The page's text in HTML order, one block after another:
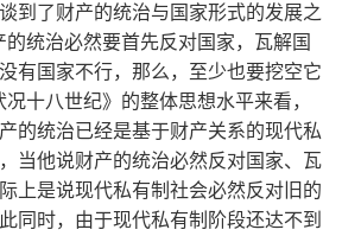
到了财产的统治与国家形式的发展之
的统治必然要首先反对国家，瓦解国
有国家不行，那么，至少也要挖空它
十八世纪》的整体思想水平来看，
的统治已经是基于财产关系的现代私
当他说财产的统治必然反对国家、瓦
上是说现代私有制社会必然反对旧的
同时，由于现代私有制阶段还达不到